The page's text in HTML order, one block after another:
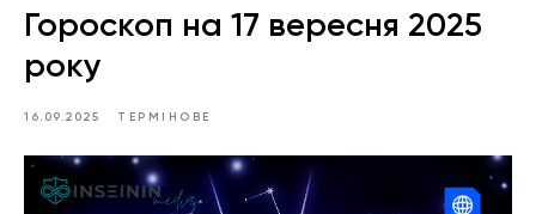
Гороскоп на 17 вересня 2025
року
16.09.2025 ТЕРМІНОВЕ